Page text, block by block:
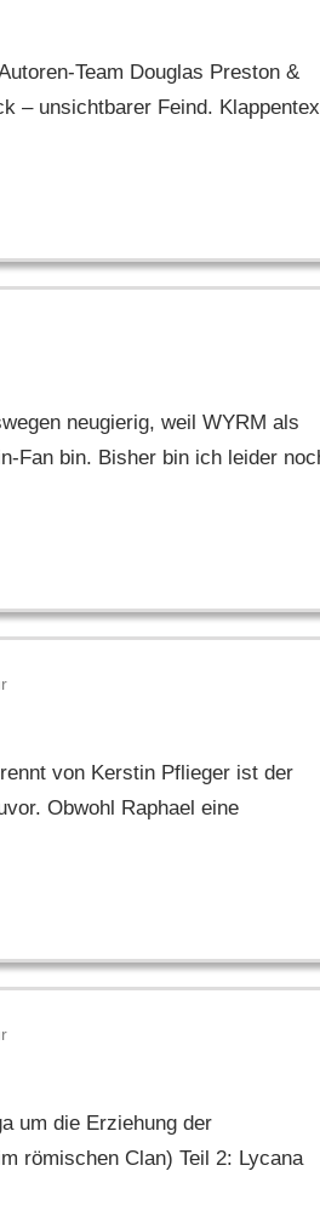
Team Douglas Preston &
– unsichtbarer Feind.
neugierig, weil WYRM als
Fan bin. Bisher bin ich leider
von Kerstin Pflieger ist der
Obwohl Raphael eine
um die Erziehung der
römischen Clan) Teil 2: Lycana